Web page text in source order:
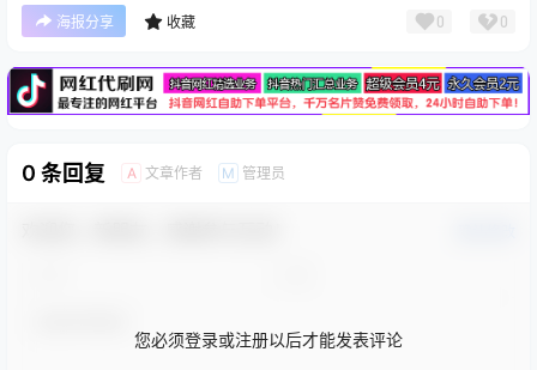
海报分享 收藏 0 0
广告
0 条回复 A 文章作者 M 管理员
您必须登录或注册以后才能发表评论